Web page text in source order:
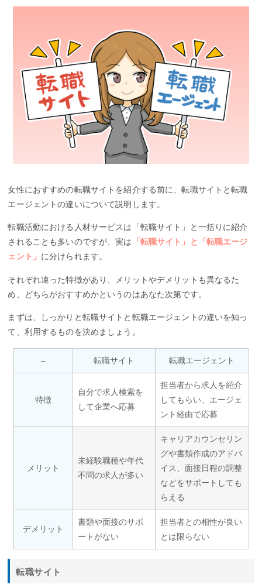
女性におすすめの転職サイトを紹介する前に、転職サイトと転職
エージェントの違いについて説明します。
転職活動における人材サービスは「転職サイト」と一括りに紹介
されることも多いのですが、実は
「転職サイト」と「転職エージ
ェント」 に分けられます。
それぞれ違った特徴があり、メリットやデメリットも異なるた
め、どちらがおすすめかというのはあなた次第です。
まずは、しっかりと転職サイトと転職エージェントの違いを知っ
て、利用するものを決めましょう。
– 転職サイト 転職エージェント
特徴
自分で求人検索を
して企業へ応募
担当者から求人を紹介
してもらい、エージェ
ント経由で応募
メリット
未経験職種や年代
不問の求人が多い
キャリアカウンセリン
グや書類作成のアドバ
イス、面接日程の調整
などをサポートしても
らえる
デメリット
書類や面接のサポ
ートがない
担当者との相性が良い
とは限らない
転職サイト